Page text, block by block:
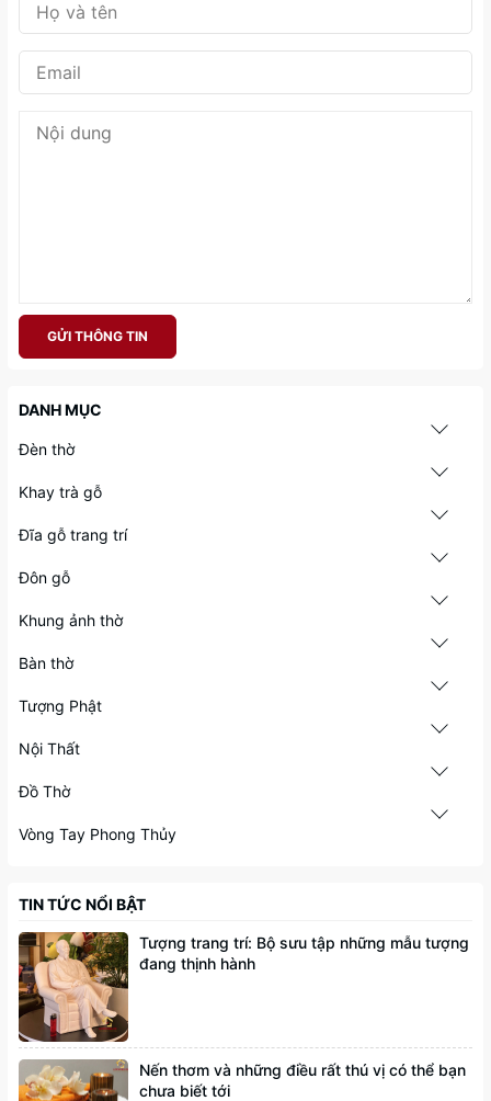
GỬI THÔNG TIN
DANH MỤC
Đèn thờ
Khay trà gỗ
Đĩa gỗ trang trí
Đôn gỗ
Khung ảnh thờ
Bàn thờ
Tượng Phật
Nội Thất
Đồ Thờ
Vòng Tay Phong Thủy
TIN TỨC NỔI BẬT
Tượng trang trí: Bộ sưu tập những mẫu tượng
đang thịnh hành
Nến thơm và những điều rất thú vị có thể bạn
chưa biết tới